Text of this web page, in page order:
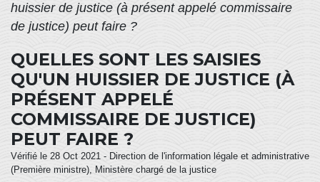
huissier de justice (à présent appelé commissaire
de justice) peut faire ?
QUELLES SONT LES SAISIES
QU'UN HUISSIER DE JUSTICE (À
PRÉSENT APPELÉ
COMMISSAIRE DE JUSTICE)
PEUT FAIRE ?
Vérifié le 28 Oct 2021 - Direction de l'information légale et administrative
(Première ministre), Ministère chargé de la justice